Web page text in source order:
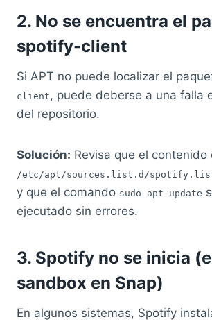
2. No se encuentra el
spotify-client
Si APT no puede localizar el
client, puede deberse a una falla
del repositorio.
Solución: Revisa que el contenido
/etc/apt/sources.list.d/
y que el comando sudo apt update
ejecutado sin errores.
3. Spotify no se inicia
sandbox en Snap)
En algunos sistemas, Spotify